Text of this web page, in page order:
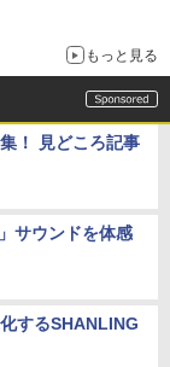
もっと見る
！ 見どころ記事
サウンドを体感
するSHANLING